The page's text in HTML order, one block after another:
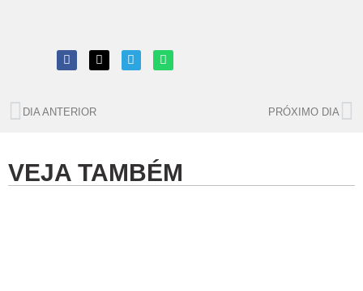
DIA ANTERIOR PRÓXIMO DIA
VEJA TAMBÉM